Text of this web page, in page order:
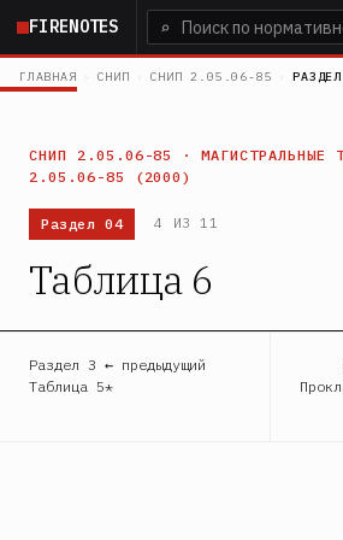
Перейти
основному
FIRENOTES ⌕
ГЛАВНАЯ › СНИП › СНИП 2.05.06-85 ›
СНИП 2.05.06-85 · МАГИСТРАЛЬНЫЕ
2.05.06-85 (2000)
Раздел 04 4 ИЗ 11
Таблица 6
Раздел 3 ← предыдущий
Таблица 5*